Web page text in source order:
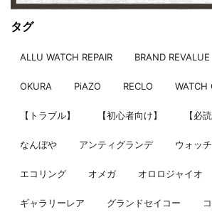
タグ
ALLU WATCH REPAIR BRAND REVALUE
OKURA PiAZO RECLO WATCH
【トラブル】 【初心者向け】 【必読
なんぼや アンティグランデ ウォッ
エコリング オメガ オロロジャイオ
ギャラリーレア グランドセイコー